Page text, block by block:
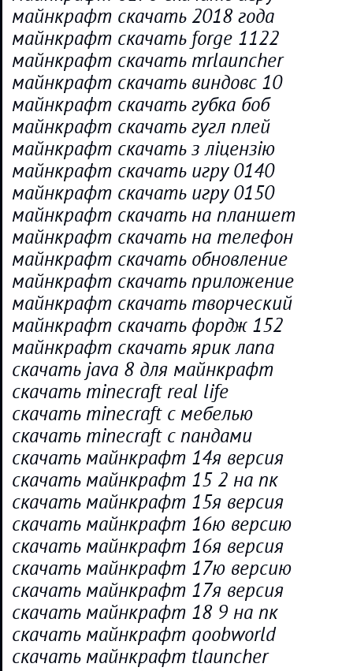
майнкрафт скачать 2018 года
майнкрафт скачать forge 1122
майнкрафт скачать mrlauncher
майнкрафт скачать виндовс 10
майнкрафт скачать губка боб
майнкрафт скачать гугл плей
майнкрафт скачать з ліцензію
майнкрафт скачать игру 0140
майнкрафт скачать игру 0150
майнкрафт скачать на планшет
майнкрафт скачать на телефон
майнкрафт скачать обновление
майнкрафт скачать приложение
майнкрафт скачать творческий
майнкрафт скачать фордж 152
майнкрафт скачать ярик лапа
скачать java 8 для майнкрафт
скачать minecraft real life
скачать minecraft с мебелью
скачать minecraft с пандами
скачать майнкрафт 14я версия
скачать майнкрафт 15 2 на пк
скачать майнкрафт 15я версия
скачать майнкрафт 16ю версию
скачать майнкрафт 16я версия
скачать майнкрафт 17ю версию
скачать майнкрафт 17я версия
скачать майнкрафт 18 9 на пк
скачать майнкрафт qoobworld
скачать майнкрафт tlauncher